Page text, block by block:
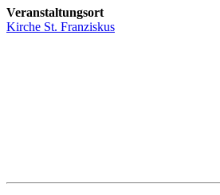
Veranstaltungsort
Kirche St. Franziskus